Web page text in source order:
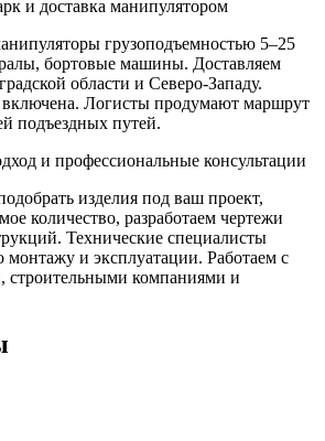
и доставка манипулятором
грузоподъемностью 5–25
бортовые машины. Доставляем
области и Северо-Западу.
включена. Логисты продумают маршрут
подъездных путей.
и профессиональные консультации
изделия под ваш проект,
количество, разработаем чертежи
Технические специалисты
монтажу и эксплуатации. Работаем с
строительными компаниями и